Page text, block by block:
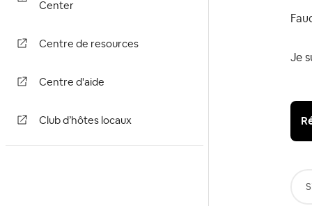
Center
Centre de resources
Centre d'aide
Club d’hôtes locaux
Je